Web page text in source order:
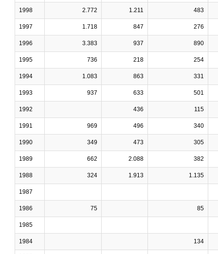
1998 2.772 1.211 483
1997 1.718 847 276
1996 3.383 937 890
1995 736 218 254
1994 1.083 863 331
1993 937 633 501
1992 436 115
1991 969 496 340
1990 349 473 305
1989 662 2.088 382
1988 324 1.913 1.135
1987
1986 75 85
1985
1984 134